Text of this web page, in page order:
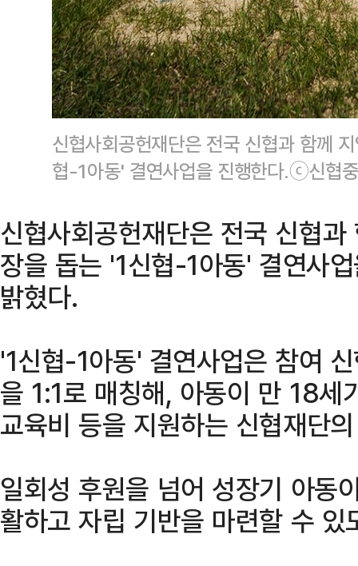
신협사회공헌재단은 전국 신협과 함께
협-1아동' 결연사업을 진행한다.ⓒ신협
신협사회공헌재단은 전국 신협
장을 돕는 '1신협-1아동' 결연사
밝혔다.
'1신협-1아동' 결연사업은 참여
을 1:1로 매칭해, 아동이 만 18세
교육비 등을 지원하는 신협재단
일회성 후원을 넘어 성장기 아동
활하고 자립 기반을 마련할 수